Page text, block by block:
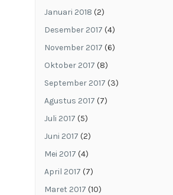
Januari 2018 (2)
Desember 2017 (4)
November 2017 (6)
Oktober 2017 (8)
September 2017 (3)
Agustus 2017 (7)
Juli 2017 (5)
Juni 2017 (2)
Mei 2017 (4)
April 2017 (7)
Maret 2017 (10)